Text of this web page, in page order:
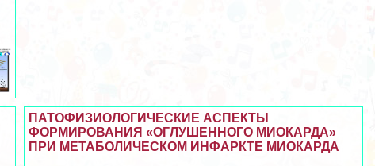
ПАТОФИЗИОЛОГИЧЕСКИЕ АСПЕКТЫ
ФОРМИРОВАНИЯ «ОГЛУШЕННОГО МИОКАРДА»
ПРИ МЕТАБОЛИЧЕСКОМ ИНФАРКТЕ МИОКАРДА